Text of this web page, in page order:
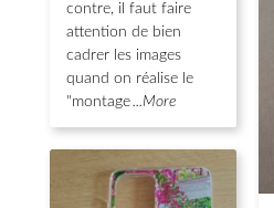
contre, il faut faire
attention de bien
cadrer les images
quand on réalise le
"montage...More